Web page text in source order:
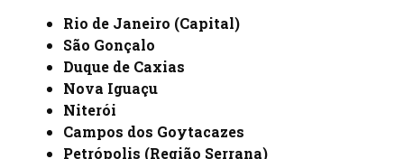
Rio de Janeiro (Capital)
São Gonçalo
Duque de Caxias
Nova Iguaçu
Niterói
Campos dos Goytacazes
Petrópolis (Região Serrana)